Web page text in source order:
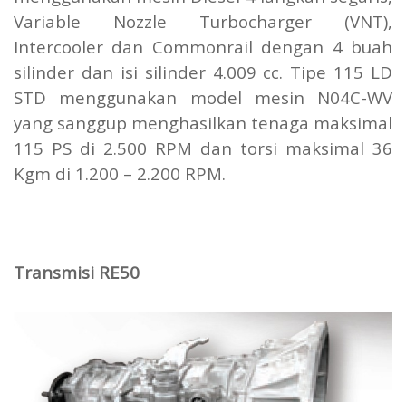
Variable Nozzle Turbocharger (VNT),
Intercooler dan Commonrail dengan 4 buah
silinder dan isi silinder 4.009 cc. Tipe 115 LD
STD menggunakan model mesin N04C-WV
yang sanggup menghasilkan tenaga maksimal
115 PS di 2.500 RPM dan torsi maksimal 36
Kgm di 1.200 – 2.200 RPM.
Transmisi RE50